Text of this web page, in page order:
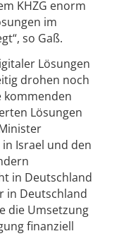
KHZG enorm
im
so Gaß.
Lösungen
drohen noch
kommenden
Lösungen
Israel und den
in Deutschland
in Deutschland
die Umsetzung
finanziell